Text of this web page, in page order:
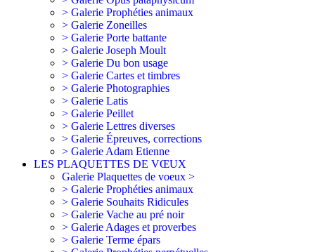
> Galerie Prophéties animaux
> Galerie Zoneilles
> Galerie Porte battante
> Galerie Joseph Moult
> Galerie Du bon usage
> Galerie Cartes et timbres
> Galerie Photographies
> Galerie Latis
> Galerie Peillet
> Galerie Lettres diverses
> Galerie Épreuves, corrections
> Galerie Adam Etienne
LES PLAQUETTES DE VŒUX
Galerie Plaquettes de voeux >
> Galerie Prophéties animaux
> Galerie Souhaits Ridicules
> Galerie Vache au pré noir
> Galerie Adages et proverbes
> Galerie Terme épars